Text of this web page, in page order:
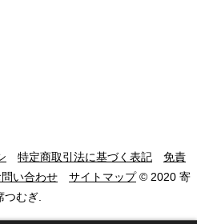
特定商取引法に基づく表記
免責
問い合わせ サイトマップ© 2020 寄
つむぎ.